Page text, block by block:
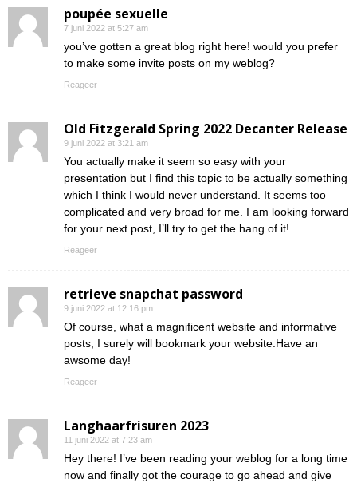
poupée sexuelle
7 juni 2022 at 5:27 am
you’ve gotten a great blog right here! would you prefer
to make some invite posts on my weblog?
Reageer
Old Fitzgerald Spring 2022 Decanter Release
9 juni 2022 at 3:21 am
You actually make it seem so easy with your
presentation but I find this topic to be actually something
which I think I would never understand. It seems too
complicated and very broad for me. I am looking forward
for your next post, I’ll try to get the hang of it!
Reageer
retrieve snapchat password
9 juni 2022 at 12:16 pm
Of course, what a magnificent website and informative
posts, I surely will bookmark your website.Have an
awsome day!
Reageer
Langhaarfrisuren 2023
11 juni 2022 at 7:23 am
Hey there! I’ve been reading your weblog for a long time
now and finally got the courage to go ahead and give